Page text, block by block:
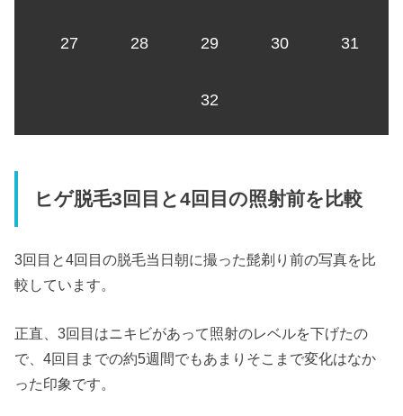
27 28 29 30 31
32
ヒゲ脱毛3回目と4回目の照射前を比較
3回目と4回目の脱毛当日朝に撮った髭剃り前の写真を比
較しています。
正直、3回目はニキビがあって照射のレベルを下げたの
で、4回目までの約5週間でもあまりそこまで変化はなか
った印象です。